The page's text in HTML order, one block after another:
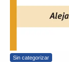
Sin categorizar